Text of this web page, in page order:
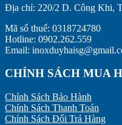
Địa chỉ: 220/2 D. Công Khi,
Mã số thuế: 0318724780
Hotline: 0902.262.559
Email:
CHÍNH SÁCH MUA
Chính Sách Bảo Hành
Chính Sách Thanh Toán
Chính Sách Đổi Trả Hàng